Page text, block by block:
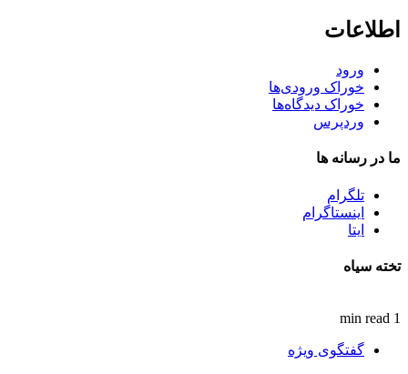
اطلاعات
ورود
خوراک ورودی‌ها
خوراک دیدگاه‌ها
وردپرس
ما در رسانه ها
تلگرام
اینستاگرام
ایتا
تخته سیاه
1 min read
گفتگوی ویژه